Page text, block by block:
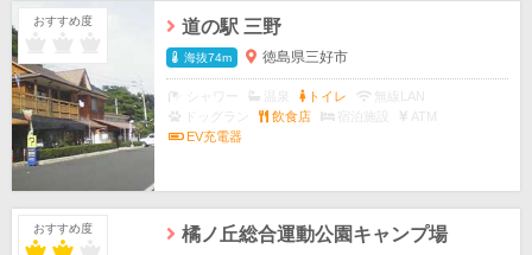
おすすめ度 道の駅 三野
海抜74m 徳島県三好市
トイレ
無線LAN
ドッグラン
飲食店 宿泊施設
ATM
EV充電器
おすすめ度 橘ノ丘総合運動公園キャンプ場